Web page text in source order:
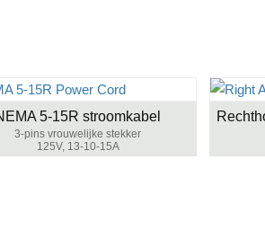
5-15R stroomkabel
3-pins vrouwelijke stekker
125V, 13-10-15A